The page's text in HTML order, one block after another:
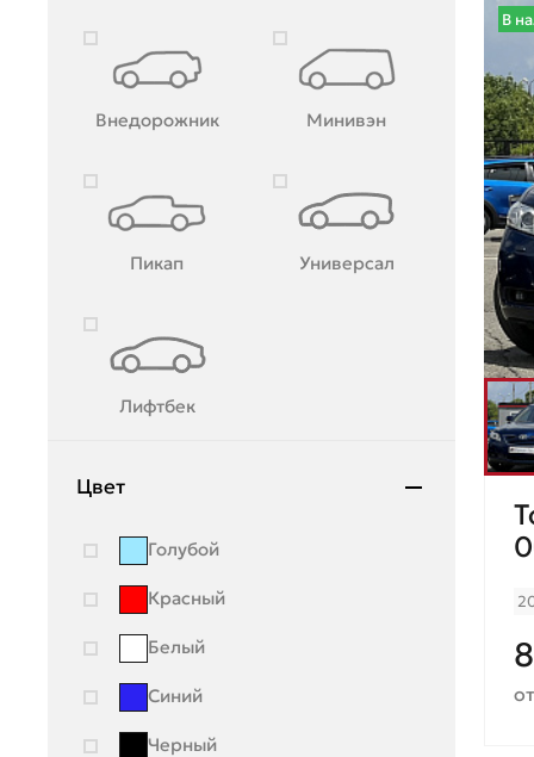
Внедорожник Минивэн
Пикап Универсал
Лифтбек
Цвет
Голубой
Красный
Белый
Синий
Черный
В